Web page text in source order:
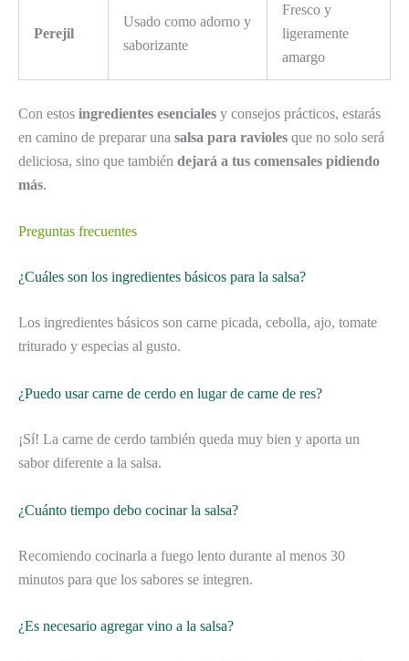
Perejil
Usado como adorno y
saborizante
Fresco y
ligeramente
amargo
Con estos ingredientes esenciales y consejos prácticos, estarás
en camino de preparar una salsa para ravioles que no solo será
deliciosa, sino que también dejará a tus comensales pidiendo
más.
Preguntas frecuentes
¿Cuáles son los ingredientes básicos para la salsa?
Los ingredientes básicos son carne picada, cebolla, ajo, tomate
triturado y especias al gusto.
¿Puedo usar carne de cerdo en lugar de carne de res?
¡Sí! La carne de cerdo también queda muy bien y aporta un
sabor diferente a la salsa.
¿Cuánto tiempo debo cocinar la salsa?
Recomiendo cocinarla a fuego lento durante al menos 30
minutos para que los sabores se integren.
¿Es necesario agregar vino a la salsa?